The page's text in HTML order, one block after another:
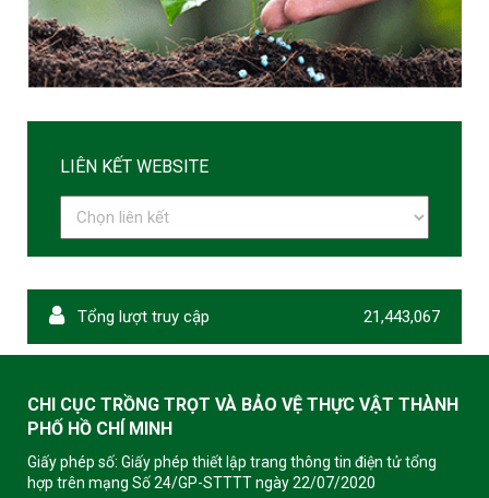
LIÊN KẾT WEBSITE
Tổng lượt truy cập 21,443,067
CHI CỤC TRỒNG TRỌT VÀ BẢO VỆ THỰC VẬT THÀNH
PHỐ HỒ CHÍ MINH
Giấy phép số: Giấy phép thiết lập trang thông tin điện tử tổng
hợp trên mạng Số 24/GP-STTTT ngày 22/07/2020